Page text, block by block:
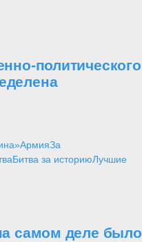
политического
АрмияЗа
Битва за историюЛучшие
самом деле было